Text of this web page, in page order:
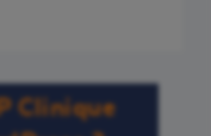
Clinique